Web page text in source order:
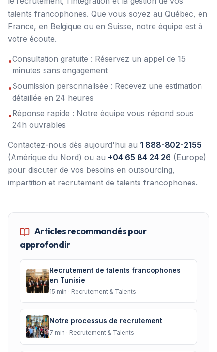
talents francophones. Que vous soyez au Québec, en
France, en Belgique ou en Suisse, notre équipe est à
votre écoute.
•Consultation gratuite : Réservez un appel de 15
minutes sans engagement
•Soumission personnalisée : Recevez une estimation
détaillée en 24 heures
•Réponse rapide : Notre équipe vous répond sous
24h ouvrables
Contactez-nous dès aujourd'hui au 1 888-802-2155
(Amérique du Nord) ou au +04 65 84 24 26 (Europe)
pour discuter de vos besoins en outsourcing,
impartition et recrutement de talents francophones.
Articles recommandés pour
approfondir
Recrutement de talents francophones
en Tunisie
15 min · Recrutement & Talents
Notre processus de recrutement
7 min · Recrutement & Talents